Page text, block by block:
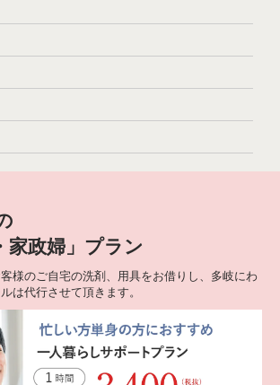
家政婦」プラン
様のご自宅の洗剤、用具をお借りし、多岐にわ
は代行させて頂きます。